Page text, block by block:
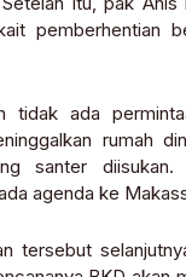
pemberhentian
tidak ada
rumah
santer diisukan.
agenda ke
tersebut